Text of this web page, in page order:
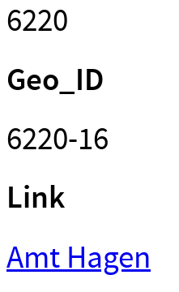
6220
Geo_ID
6220-16
Link
Amt Hagen